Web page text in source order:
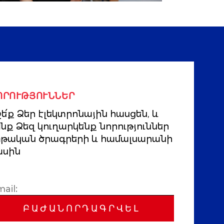
Ձեր էլեկտրոնային հասցեն, և
Ձեզ կուղարկենք նորություններ
ծրագրերի և համալսարանի
ԲԱԺԱՆՈՐԴԱԳՐՎԵԼ